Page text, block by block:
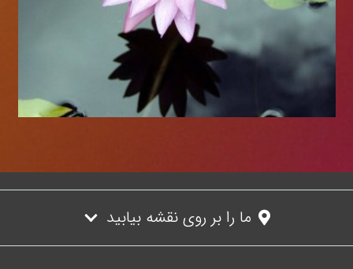
ما را بر روی نقشه بیابید